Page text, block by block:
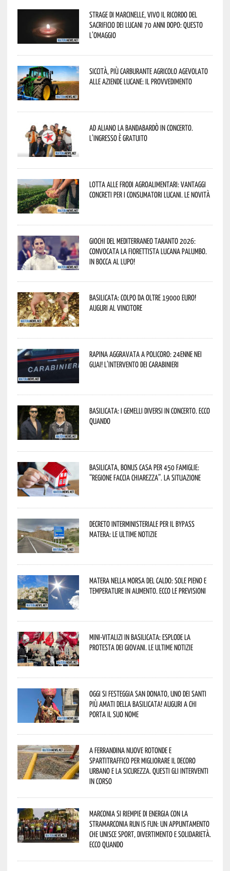
Strage di Marcinelle, vivo il ricordo del
sacrificio dei lucani 70 anni dopo: questo
l’omaggio
Siccità, più carburante agricolo agevolato
alle aziende lucane: il provvedimento
Ad Aliano la Bandabardò in concerto.
L’ingresso è gratuito
Lotta alle frodi agroalimentari: vantaggi
concreti per i consumatori lucani. Le novità
Giochi del Mediterraneo Taranto 2026:
convocata la fiorettista lucana Palumbo.
In bocca al lupo!
Basilicata: colpo da oltre 19000 Euro!
Auguri al vincitore
Rapina aggravata a Policoro: 24enne nei
guai! L’intervento dei Carabinieri
Basilicata: i Gemelli DiVersi in concerto. Ecco
quando
Basilicata, Bonus casa per 450 famiglie:
“Regione faccia chiarezza”. La situazione
Decreto interministeriale per il Bypass
Matera: le ultime notizie
Matera nella morsa del caldo: sole pieno e
temperature in aumento. Ecco le previsioni
Mini-vitalizi in Basilicata: esplode la
protesta dei giovani. Le ultime notizie
Oggi si festeggia San Donato, uno dei Santi
più amati della Basilicata! Auguri a chi
porta il suo nome
A Ferrandina nuove rotonde e
spartitraffico per migliorare il decoro
urbano e la sicurezza. Questi gli interventi
in corso
Marconia si riempie di energia con la
StraMarconia Run is Fun: un appuntamento
che unisce sport, divertimento e solidarietà.
Ecco quando